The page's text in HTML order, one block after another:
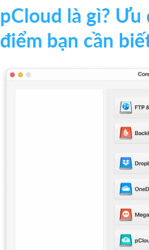
pCloud là gì?
điểm bạn cần